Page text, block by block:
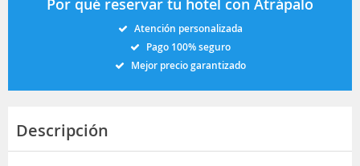
Atención personalizada
Pago 100% seguro
Mejor precio garantizado
Descripción